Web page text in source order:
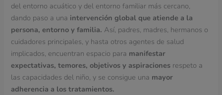
del entorno acuático y del entorno familiar más cercano,
dando paso a una intervención global que atiende a la
persona, entorno y familia. Así, padres, madres, hermanos o
cuidadores principales, y hasta otros agentes de salud
implicados, encuentran espacio para manifestar
expectativas, temores, objetivos y aspiraciones respeto a
las capacidades del niño, y se consigue una mayor
adherencia a los tratamientos.